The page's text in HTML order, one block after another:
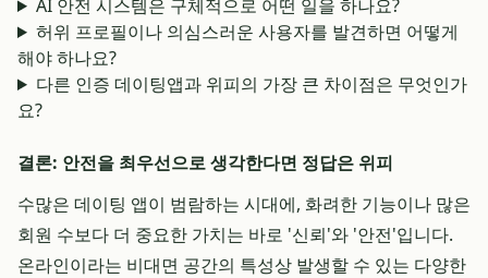
AI 안전 시스템은 구체적으로 어떤 일을 하나요?
허위 프로필이나 의심스러운 사용자를 발견하면 어떻게
해야 하나요?
다른 인증 데이팅앱과 위피의 가장 큰 차이점은 무엇인가
요?
결론: 안전을 최우선으로 생각한다면 정답은 위피
수많은 데이팅 앱이 범람하는 시대에, 화려한 기능이나 많은
회원 수보다 더 중요한 가치는 바로 '신뢰'와 '안전'입니다.
온라인이라는 비대면 공간의 특성상 발생할 수 있는 다양한